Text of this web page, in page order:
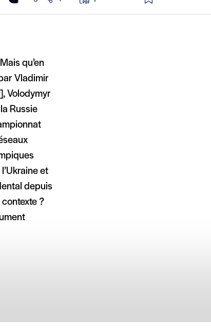
en PDF
qu’en
Vladimir
Volodymyr
Russie
et
depuis
?